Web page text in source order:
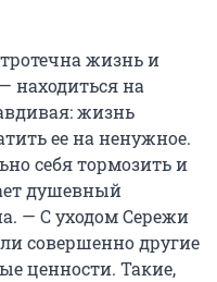
жизнь и
находиться на
жизнь
ее на ненужное.
себя тормозить и
душевный
— С уходом Сережи
совершенно другие
ценности. Такие,